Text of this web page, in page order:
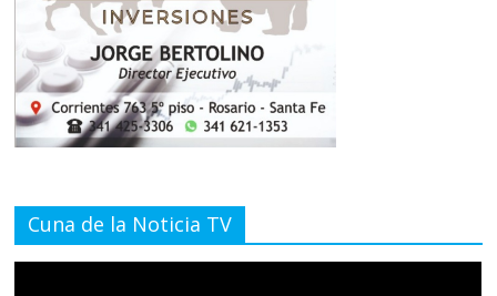
Cuna de la Noticia TV